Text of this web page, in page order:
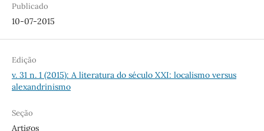
Publicado
10-07-2015
Edição
v. 31 n. 1 (2015): A literatura do século XXI: localismo versus
alexandrinismo
Seção
Artigos